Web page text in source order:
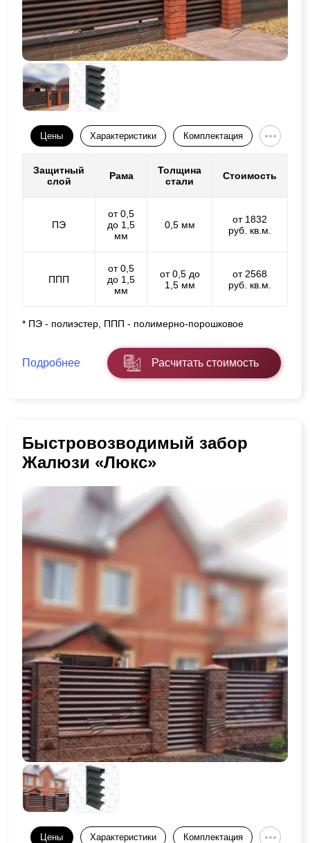
Цены Характеристики Комплектация
Защитный
слой
Рама
Толщина
стали
Стоимость
ПЭ
от 0,5
до 1,5
мм
0,5 мм
от 1832
руб. кв.м.
ППП
от 0,5
до 1,5
мм
от 0,5 до
1,5 мм
от 2568
руб. кв.м.
* ПЭ - полиэстер, ППП - полимерно-порошковое
Подробнее Расчитать стоимость
Быстровозводимый забор
Жалюзи «Люкс»
Цены Характеристики Комплектация